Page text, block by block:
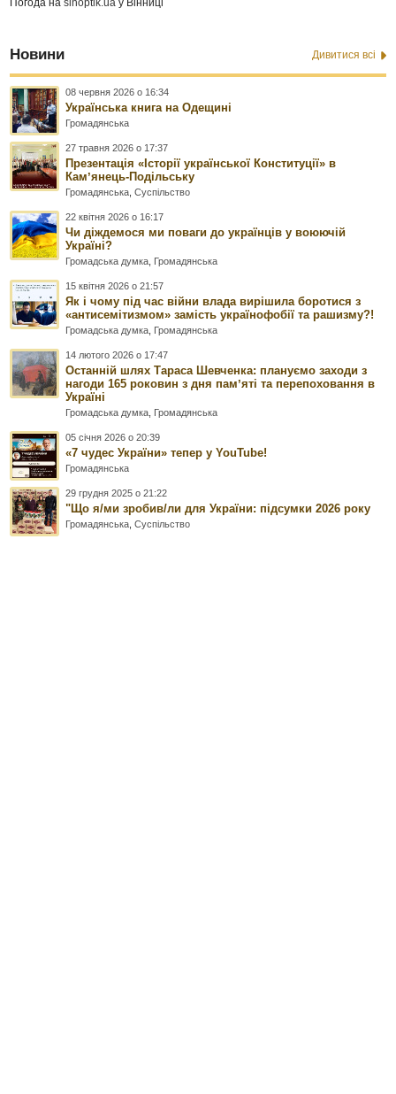
Погода наsinoptik.ua у Вінниці
Новини Дивитися всі
08 червня 2026 о 16:34
Українська книга на Одещині
Громадянська
27 травня 2026 о 17:37
Презентація «Історії української Конституції» в
Камʼянець-Подільську
Громадянська ,Суспільство
22 квітня 2026 о 16:17
Чи діждемося ми поваги до українців у воюючій
Україні?
Громадська думка Громадянська
15 квітня 2026 о 21:57
Як і чому під час війни влада вирішила боротися з
«антисемітизмом» замість українофобії та рашизму?!
Громадська думка Громадянська
14 лютого 2026 о 17:47
Останній шлях Тараса Шевченка: плануємо заходи з
нагоди 165 роковин з дня памʼяті та перепоховання в
Україні
Громадська думка Громадянська
05 січня 2026 о 20:39
«7 чудес України» тепер у YouTube!
Громадянська
29 грудня 2025 о 21:22
"Що я/ми зробив/ли для України: підсумки 2026 року
Громадянська ,Суспільство